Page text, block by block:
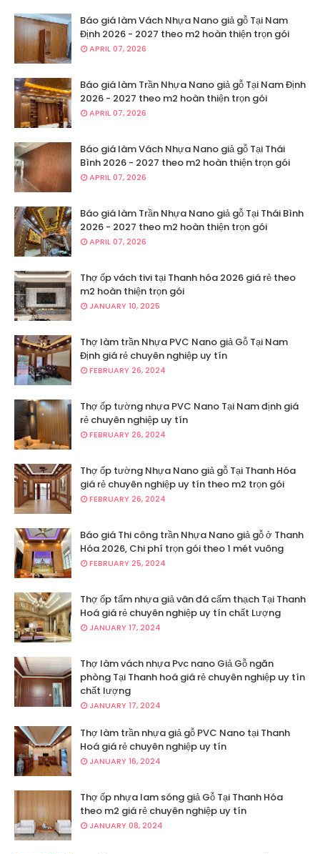
Báo giá làm Vách Nhựa Nano giả gỗ Tại Nam
Định 2026 - 2027 theo m2 hoàn thiện trọn gói
APRIL 07, 2026
Báo giá làm Trần Nhựa Nano giả gỗ Tại Nam Định
2026 - 2027 theo m2 hoàn thiện trọn gói
APRIL 07, 2026
Báo giá làm Vách Nhựa Nano giả gỗ Tại Thái
Bình 2026 - 2027 theo m2 hoàn thiện trọn gói
APRIL 07, 2026
Báo giá làm Trần Nhựa Nano giả gỗ Tại Thái Bình
2026 - 2027 theo m2 hoàn thiện trọn gói
APRIL 07, 2026
Thợ ốp vách tivi tại Thanh hóa 2026 giá rẻ theo
m2 hoàn thiện trọn gói
JANUARY 10, 2025
Thợ làm trần Nhựa PVC Nano giả Gỗ Tại Nam
Định giá rẻ chuyên nghiệp uy tín
FEBRUARY 26, 2024
Thợ ốp tường nhựa PVC Nano Tại Nam định giá
rẻ chuyên nghiệp uy tín
FEBRUARY 26, 2024
Thợ ốp tường Nhựa Nano giả gỗ Tại Thanh Hóa
giá rẻ chuyên nghiệp uy tín theo m2 trọn gói
FEBRUARY 26, 2024
Báo giá Thi công trần Nhựa Nano giả gỗ ở Thanh
Hóa 2026, Chi phí trọn gói theo 1 mét vuông
FEBRUARY 25, 2024
Thợ ốp tấm nhựa giả vân đá cẩm thạch Tại Thanh
Hoá giá rẻ chuyên nghiệp uy tín chất Lượng
JANUARY 17, 2024
Thợ làm vách nhựa Pvc nano Giả Gỗ ngăn
phòng Tại Thanh hoá giá rẻ chuyên nghiệp uy tín
chất lượng
JANUARY 17, 2024
Thợ làm trần nhựa giả gỗ PVC Nano tại Thanh
Hoá giá rẻ chuyên nghiệp uy tín
JANUARY 16, 2024
Thợ ốp nhựa lam sóng giả Gỗ Tại Thanh Hóa
theo m2 giá rẻ chuyên nghiệp uy tín
JANUARY 08, 2024